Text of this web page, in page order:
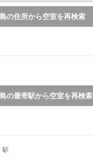
の住所から空室を再検索
の最寄駅から空室を再検索
駅